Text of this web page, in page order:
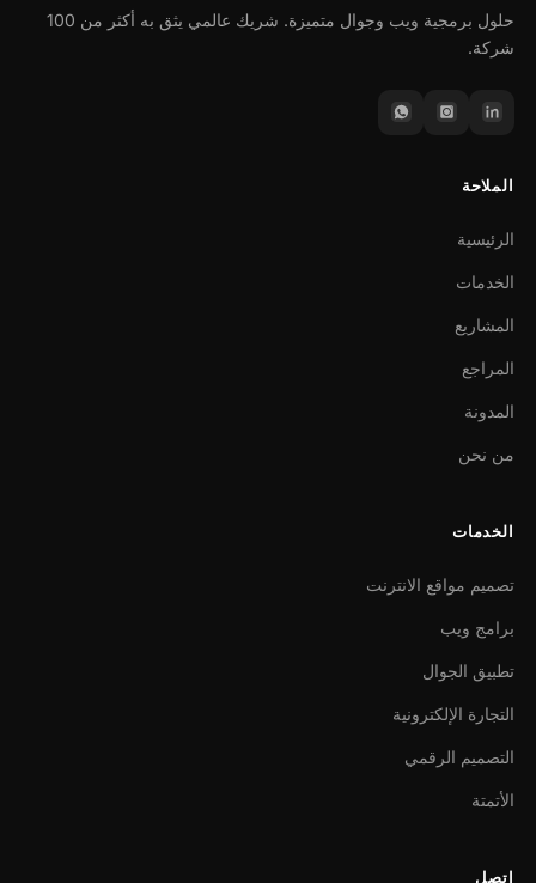
حلول برمجية ويب وجوال متميزة. شريك عالمي يثق به أكثر من 100
شركة.
الملاحة
الرئيسية
الخدمات
المشاريع
المراجع
المدونة
من نحن
الخدمات
تصميم مواقع الانترنت
برامج ويب
تطبيق الجوال
التجارة الإلكترونية
التصميم الرقمي
الأتمتة
اتصل